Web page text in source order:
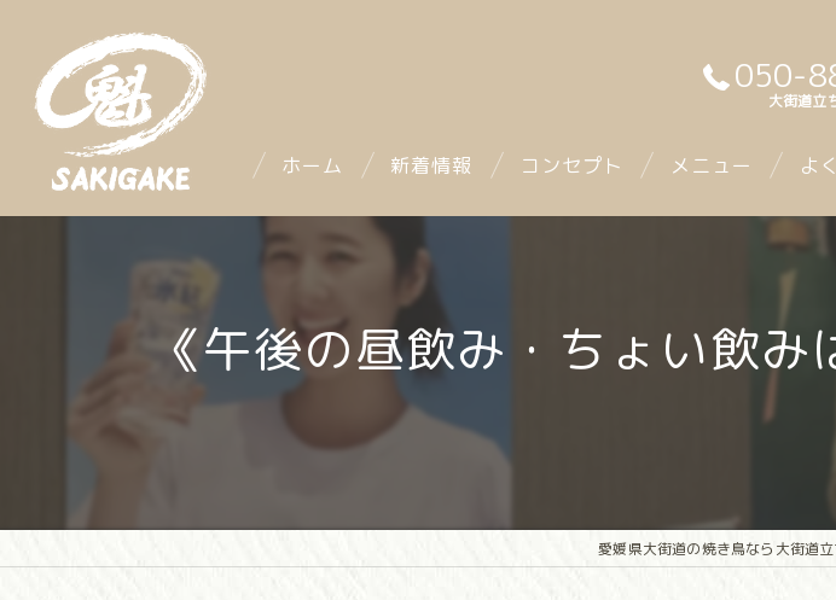
050-
大街道
ホーム 新着情報 コンセプト メニュー よ
《午後の昼飲み・ちょい飲
愛媛県大街道の焼き鳥なら大街道